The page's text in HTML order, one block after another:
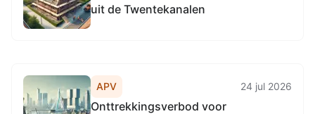
uit de Twentekanalen
APV 24 jul 2026
Onttrekkingsverbod voor